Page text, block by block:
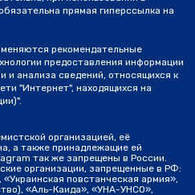
прямая гиперссылка на
рекомендательные
предоставления информации
и анализа сведений, относящихся к
"Интернет", находящихся на
организацией, её
а также принадлежащие ей
так же запрещены в России.
организации, запрещенные в РФ:
повстанческая армия»,
«Аль-Каида», «УНА-УНСО»,